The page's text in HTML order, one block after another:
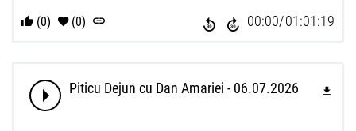
00:00 01:01:19
(0) (0)
Piticu Dejun cu Dan Amariei - 06.07.2026